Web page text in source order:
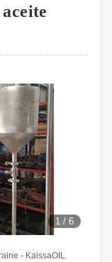
1 /6
- KaissaOIL.